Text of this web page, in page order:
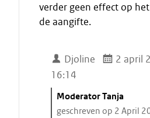
verder geen effect op
de aangifte.
Djoline
2 april
16:14
C
i
Moderator Tanja
geschreven op 2 April